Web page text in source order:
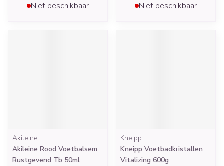
Niet beschikbaar Niet beschikbaar
Akileine
Akileine Rood Voetbalsem
Rustgevend Tb 50ml
Kneipp
Kneipp Voetbadkristallen
Vitalizing 600g